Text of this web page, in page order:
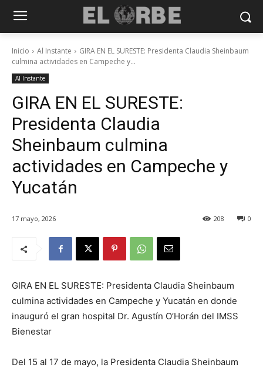
Inicio Al Instante
GIRA EN EL SURESTE: Presidenta Claudia Sheinbaum
culmina actividades en Campeche y...
Al Instante
GIRA EN EL SURESTE:
Presidenta Claudia
Sheinbaum culmina
actividades en Campeche y
Yucatán
17 mayo, 2026 0
208
GIRA EN EL SURESTE: Presidenta Claudia Sheinbaum
culmina actividades en Campeche y Yucatán en donde
inauguró el gran hospital Dr. Agustín O’Horán del IMSS
Bienestar
Del 15 al 17 de mayo, la Presidenta Claudia Sheinbaum